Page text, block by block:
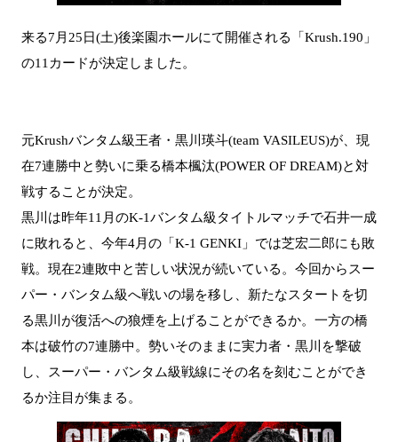
来る7月25日(土)後楽園ホールにて開催される「Krush.190」
の11カードが決定しました。
元Krushバンタム級王者・黒川瑛斗(team VASILEUS)が、現
在7連勝中と勢いに乗る橋本楓汰(POWER OF DREAM)と対
戦することが決定。
黒川は昨年11月のK-1バンタム級タイトルマッチで石井一成
に敗れると、今年4月の「K-1 GENKI」では芝宏二郎にも敗
戦。現在2連敗中と苦しい状況が続いている。今回からスー
パー・バンタム級へ戦いの場を移し、新たなスタートを切
る黒川が復活への狼煙を上げることができるか。一方の橋
本は破竹の7連勝中。勢いそのままに実力者・黒川を撃破
し、スーパー・バンタム級戦線にその名を刻むことができ
るか注目が集まる。